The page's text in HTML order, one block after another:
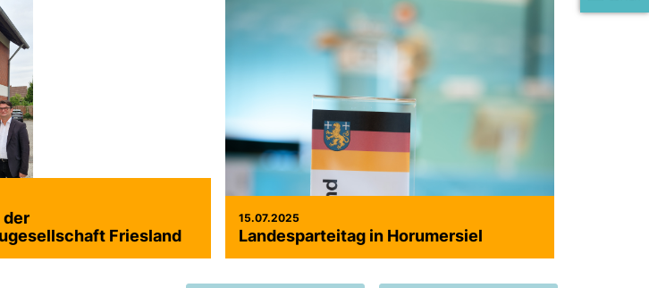
der
Friesland
15.07.2025
Landesparteitag in Horumersiel